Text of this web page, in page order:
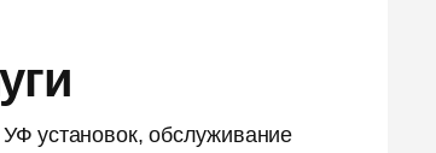
установок, обслуживание